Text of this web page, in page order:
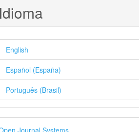
English
Español (España)
Português (Brasil)
Journal Systems